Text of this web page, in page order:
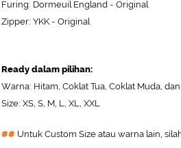
Furing: Dormeuil England - Original
Zipper: YKK - Original
Ready dalam pilihan:
Warna: Hitam, Coklat Tua, Coklat Muda, dan
Size: XS, S, M, L, XL, XXL
## Untuk Custom Size atau warna lain,